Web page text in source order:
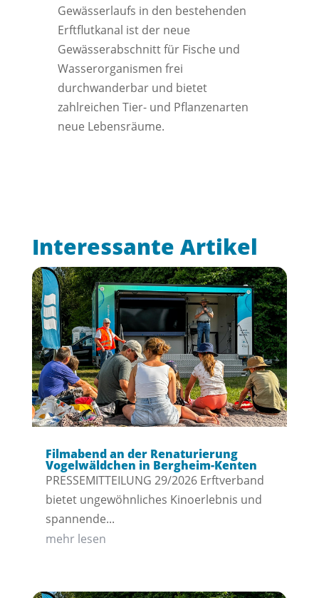
Gewässerlaufs in den bestehenden
Erftflutkanal ist der neue
Gewässerabschnitt für Fische und
Wasserorganismen frei
durchwanderbar und bietet
zahlreichen Tier- und Pflanzenarten
neue Lebensräume.
Interessante Artikel
Filmabend an der Renaturierung
Vogelwäldchen in Bergheim-Kenten
PRESSEMITTEILUNG 29/2026 Erftverband
bietet ungewöhnliches Kinoerlebnis und
spannende...
mehr lesen